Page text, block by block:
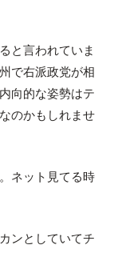
と言われていま
で右派政党が相
向的な姿勢はテ
のかもしれませ
。ネット見てる時
ンとしていてチ